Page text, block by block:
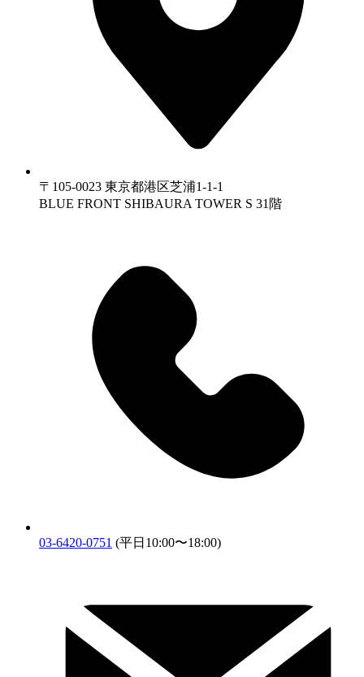
〒105-0023 東京都港区芝浦1-1-1
BLUE FRONT SHIBAURA TOWER S 31階
03-6420-0751 (平日10:00〜18:00)